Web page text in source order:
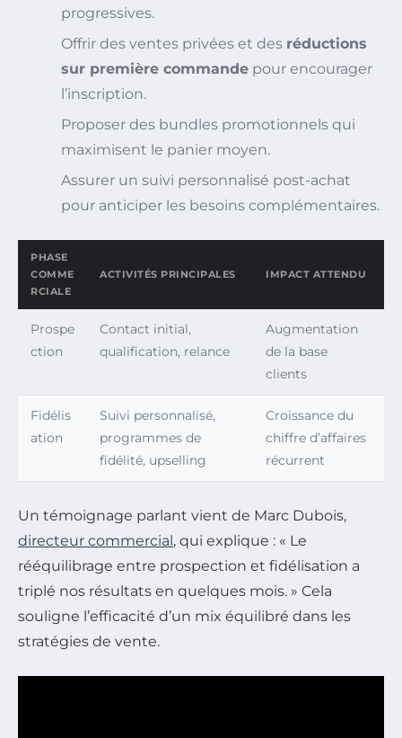
progressives.
Offrir des ventes privées et des réductions
sur première commande pour encourager
l’inscription.
Proposer des bundles promotionnels qui
maximisent le panier moyen.
Assurer un suivi personnalisé post-achat
pour anticiper les besoins complémentaires.
PHASE
COMME
RCIALE
ACTIVITÉS PRINCIPALES IMPACT ATTENDU
Prospe
ction
Contact initial,
qualification, relance
Augmentation
de la base
clients
Fidélis
ation
Suivi personnalisé,
programmes de
fidélité, upselling
Croissance du
chiffre d’affaires
récurrent
Un témoignage parlant vient de Marc Dubois,
directeur commercial , qui explique : « Le
rééquilibrage entre prospection et fidélisation a
triplé nos résultats en quelques mois. » Cela
souligne l’efficacité d’un mix équilibré dans les
stratégies de vente.